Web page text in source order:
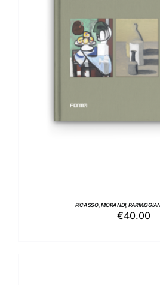
AGGIUNGI AL CARRELLO
PICASSO, MORANDI,
€40.00